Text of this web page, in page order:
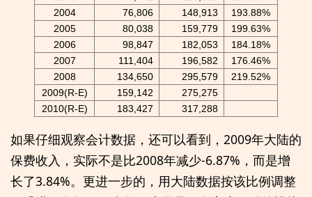
2004
76,806 148,913
193.88%
2005
80,038 159,779
199.63%
2006
98,847 182,053
184.18%
2007
111,404 196,582
176.46%
2008
134,650 295,579
219.52%
2009(R-E)
159,142
275,275
2010(R-E)
183,427 317,288
如果仔细观察会计数据，还可以看到，2009年大陆的
保费收入，实际不是比2008年减少-6.87%，而是增
长了3.84%。更进一步的，用大陆数据按该比例调整